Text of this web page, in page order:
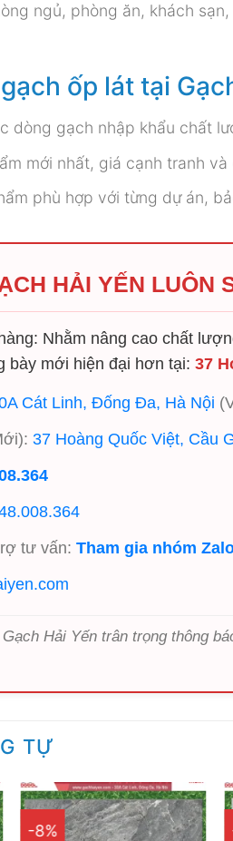
ngủ, phòng ăn, khách
ốp lát tại
dòng gạch nhập khẩu chất
mới nhất, giá cạnh tranh
phù hợp với từng dự án,
HẢI YẾN LUÔN
Nhằm nâng cao chất
bày mới hiện đại hơn tại: 37
Cát Linh, Đống Đa, Hà Nội
37 Hoàng Quốc Việt, Cầu
tư vấn: Tham gia nhóm
Gạch Hải Yến trân trọng thông
TỰ
-8%